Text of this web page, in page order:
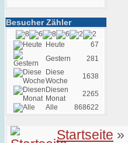
Besucher Zähler
Heute
67
Gestern
281
Diese
Woche
1638
Diesen
Monat
2265
Alle
868622
Startseite »